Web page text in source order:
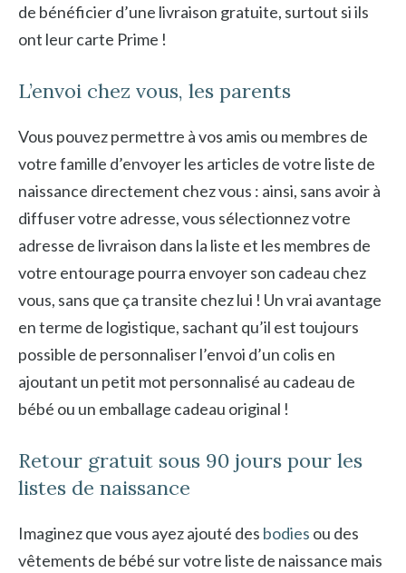
de bénéficier d’une livraison gratuite, surtout si ils
ont leur carte Prime !
L’envoi chez vous, les parents
Vous pouvez permettre à vos amis ou membres de
votre famille d’envoyer les articles de votre liste de
naissance directement chez vous : ainsi, sans avoir à
diffuser votre adresse, vous sélectionnez votre
adresse de livraison dans la liste et les membres de
votre entourage pourra envoyer son cadeau chez
vous, sans que ça transite chez lui ! Un vrai avantage
en terme de logistique, sachant qu’il est toujours
possible de personnaliser l’envoi d’un colis en
ajoutant un petit mot personnalisé au cadeau de
bébé ou un emballage cadeau original !
Retour gratuit sous 90 jours pour les
listes de naissance
Imaginez que vous ayez ajouté des bodies ou des
vêtements de bébé sur votre liste de naissance mais